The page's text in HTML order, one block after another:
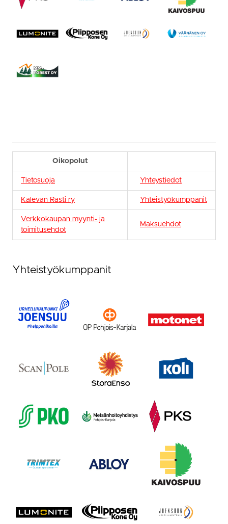
Oikopolut
Tietosuoja Yhteystiedot
Kalevan Rasti ry Yhteistyökumppanit
Verkkokaupan myynti- ja
toimitusehdot
Maksuehdot
Yhteistyökumppanit